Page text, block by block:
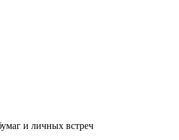
и личных встреч